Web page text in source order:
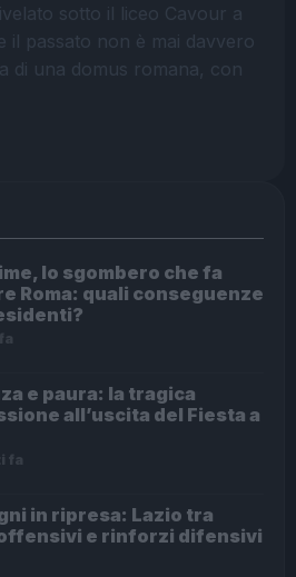
sotto il liceo Cavour a
il passato non è mai davvero
di una domus romana, con
lo sgombero che fa
Roma: quali conseguenze
e paura: la tragica
all’uscita del Fiesta a
fa
in ripresa: Lazio tra
e rinforzi difensivi